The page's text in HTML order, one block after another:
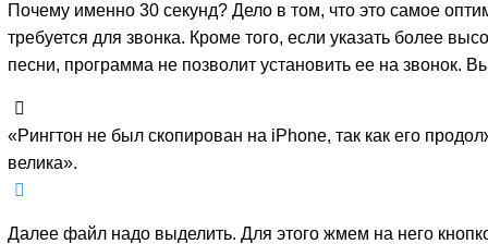
Почему именно 30 секунд? Дело в том, что это самое
требуется для звонка. Кроме того, если указать более
песни, программа не позволит установить ее на звонок.
«Рингтон не был скопирован на iPhone, так как его
велика».
Далее файл надо выделить. Для этого жмем на него